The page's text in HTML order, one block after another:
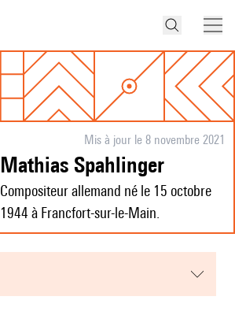
Mis à jour le 8 novembre 2021
Mathias Spahlinger
Compositeur allemand né le 15 octobre
1944 à Francfort-sur-le-Main.